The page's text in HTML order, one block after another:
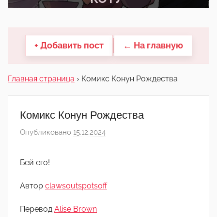
другие.
+ Добавить пост ← На главную
Главная страница › Комикс Конун Рождества
Комикс Конун Рождества
Опубликовано 15.12.2024
р
Бей его!
Автор clawsoutspotsoff
Перевод Alise Brown